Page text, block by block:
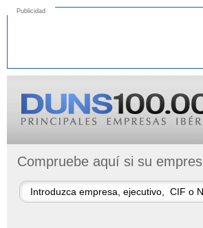
Publicidad
Compruebe aquí si su